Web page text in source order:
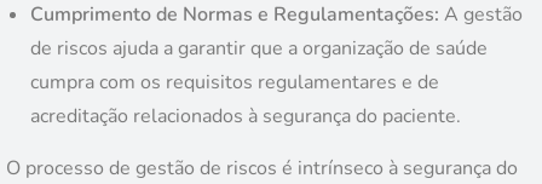
Cumprimento de Normas e Regulamentações: A gestão
de riscos ajuda a garantir que a organização de saúde
cumpra com os requisitos regulamentares e de
acreditação relacionados à segurança do paciente.
O processo de gestão de riscos é intrínseco à segurança do